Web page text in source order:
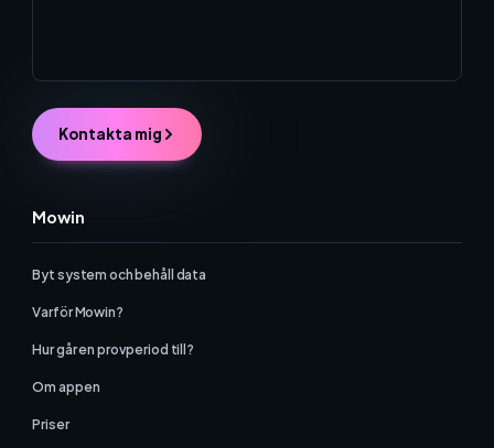
Mowin
Byt system och behåll data
Varför Mowin?
Hur går en provperiod till?
Om appen
Priser
Kontakta mig